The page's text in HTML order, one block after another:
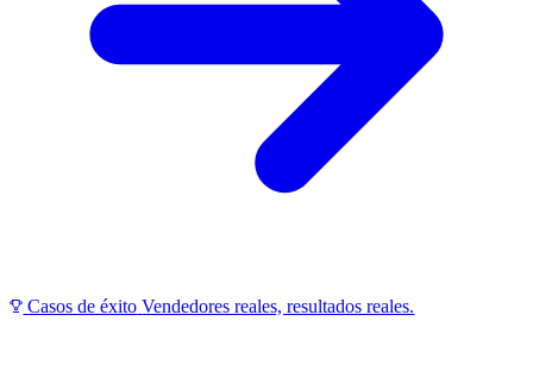
Casos de éxito Vendedores reales, resultados reales.